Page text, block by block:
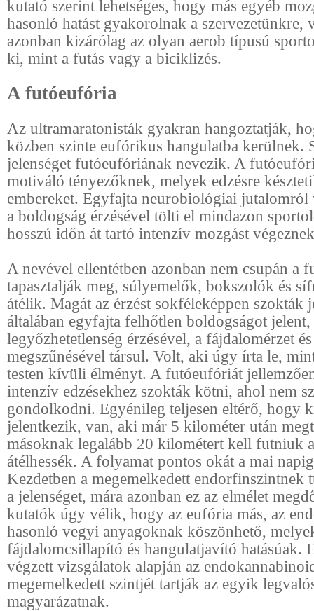
kutató szerint lehetséges, hogy más egyéb
hasonló hatást gyakorolnak a szervezetünkre,
azonban kizárólag az olyan aerob típusú
ki, mint a futás vagy a biciklizés.
A futóeufória
Az ultramaratonisták gyakran hangoztatják,
közben szinte eufórikus hangulatba kerülnek.
jelenséget futóeufóriának nevezik. A
motiváló tényezőknek, melyek edzésre
embereket. Egyfajta neurobiológiai jutalomról
a boldogság érzésével tölti el mindazon
hosszú időn át tartó intenzív mozgást
A nevével ellentétben azonban nem csupán a
tapasztalják meg, súlyemelők, bokszolók és
átélik. Magát az érzést sokféleképpen szokták
általában egyfajta felhőtlen boldogságot
legyőzhetetlenség érzésével, a fájdalomérzet
megszűnésével társul. Volt, aki úgy írta le,
testen kívüli élményt. A futóeufóriát
intenzív edzésekhez szokták kötni, ahol nem
gondolkodni. Egyénileg teljesen eltérő, hogy
jelentkezik, van, aki már 5 kilométer után
másoknak legalább 20 kilométert kell futniuk
átélhessék. A folyamat pontos okát a mai
Kezdetben a megemelkedett endorfinszintnek
a jelenséget, mára azonban ez az elmélet
kutatók úgy vélik, hogy az eufória más, az
hasonló vegyi anyagoknak köszönhető,
fájdalomcsillapító és hangulatjavító hatásúak.
végzett vizsgálatok alapján az
megemelkedett szintjét tartják az egyik
magyarázatnak.